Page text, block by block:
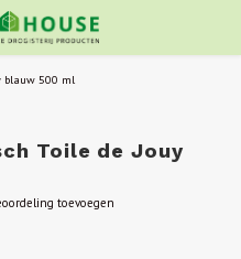
blauw 500 ml
Toile de Jouy
toevoegen